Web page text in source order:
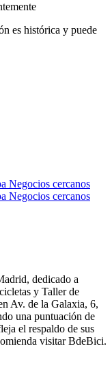
es histórica y puede
Negocios cercanos
Negocios cercanos
dedicado a
y Taller de
Av. de la Galaxia, 6,
una puntuación de
el respaldo de sus
visitar BdeBici.